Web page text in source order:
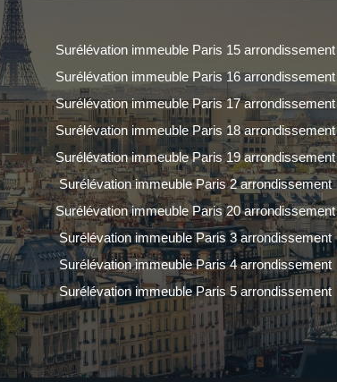
Surélévation immeuble Paris 15 arrondissement
Surélévation immeuble Paris 16 arrondissement
Surélévation immeuble Paris 17 arrondissement
Surélévation immeuble Paris 18 arrondissement
Surélévation immeuble Paris 19 arrondissement
Surélévation immeuble Paris 2 arrondissement
Surélévation immeuble Paris 20 arrondissement
Surélévation immeuble Paris 3 arrondissement
Surélévation immeuble Paris 4 arrondissement
Surélévation immeuble Paris 5 arrondissement